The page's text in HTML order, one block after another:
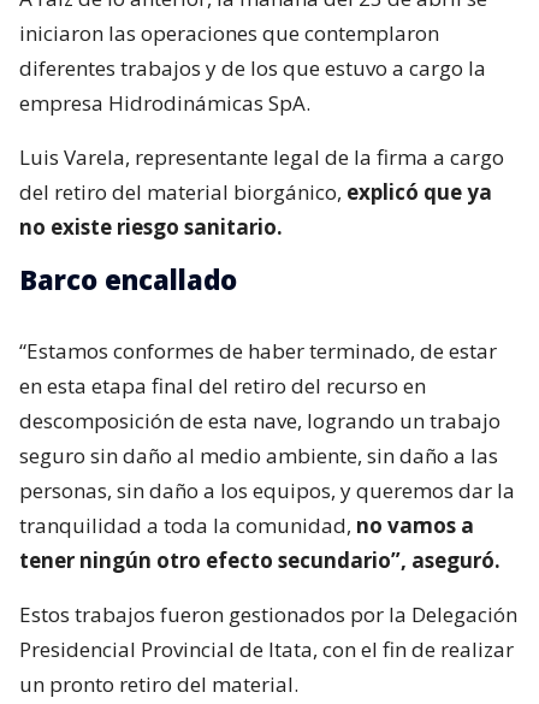
iniciaron las operaciones que contemplaron
diferentes trabajos y de los que estuvo a cargo la
empresa Hidrodinámicas SpA.
Luis Varela, representante legal de la firma a cargo
del retiro del material biorgánico, explicó que ya
no existe riesgo sanitario.
Barco encallado
“Estamos conformes de haber terminado, de estar
en esta etapa final del retiro del recurso en
descomposición de esta nave, logrando un trabajo
seguro sin daño al medio ambiente, sin daño a las
personas, sin daño a los equipos, y queremos dar la
tranquilidad a toda la comunidad, no vamos a
tener ningún otro efecto secundario”, aseguró.
Estos trabajos fueron gestionados por la Delegación
Presidencial Provincial de Itata, con el fin de realizar
un pronto retiro del material.